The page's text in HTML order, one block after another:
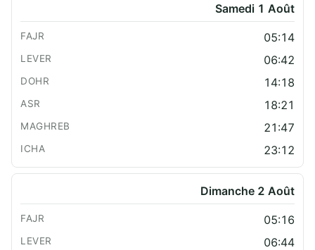
Samedi 1 Août
05:14
06:42
14:18
18:21
21:47
23:12
Dimanche 2 Août
05:16
06:44